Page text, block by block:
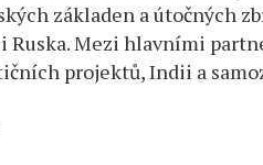
základen a útočných
Ruska. Mezi hlavními
projektů, Indii a